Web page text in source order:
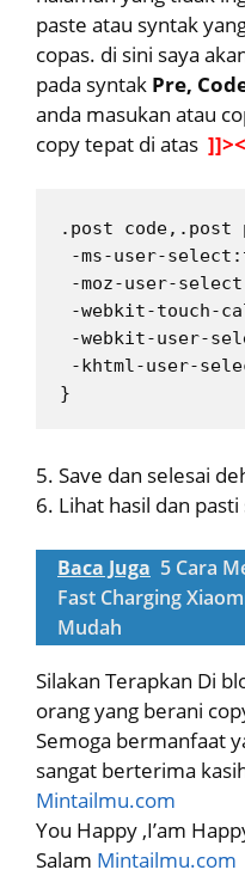
paste atau syntak
copas. di sini saya
pada syntak Pre,
anda masukan atau
copy tepat di atas
.post code,.post
-ms-user-
-moz-user-
-webkit-touch-
-webkit-user-
-khtml-user-
}
5. Save dan selesai
6. Lihat hasil dan
Baca Juga 5 Cara
Fast Charging
Mudah
Silakan Terapkan Di
orang yang berani
Semoga bermanfaat
sangat berterima
Mintailmu.com
You Happy ,I’am
Salam Mintailmu.com